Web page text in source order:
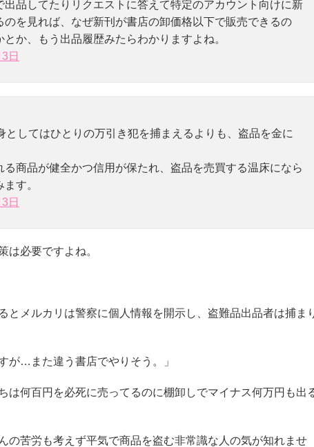
品してたりリクエストに答えて特定のアカウント向けに新
を見れば、なぜ新刊が書店の卸価格以下で販売できるの
か、もう出品履歴みたらわかりますよね。
日
してはひとりの万引き犯を捕まえるよりも、盗品を金に
商品が健全かつ信用が保たれ、盗品を売買する温床になら
す。
日
は必要ですよね。
とメルカリは警察に個人情報を開示し、盗難品出品者は捕ま
が…また違う書店でやりそう。」
は何百円を必死に売ってるのに棚卸しでマイナス何万円も出
の苦労も考えず平気で商品を盗む非常識な人の気が知れませ